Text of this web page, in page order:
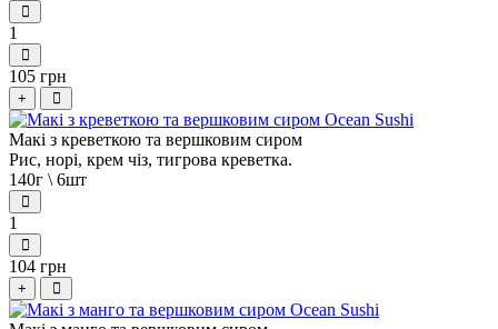
1
105 грн
+
Макі з креветкою та вершковим сиром
Рис, норі, крем чіз, тигрова креветка.
140г \ 6шт
1
104 грн
+